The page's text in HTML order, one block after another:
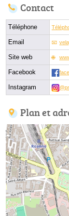
Contact
Téléphone
Email
Site web
Facebook
Instagram
Plan et